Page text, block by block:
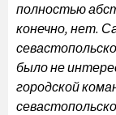
полностью
конечно, нет.
было не
городской